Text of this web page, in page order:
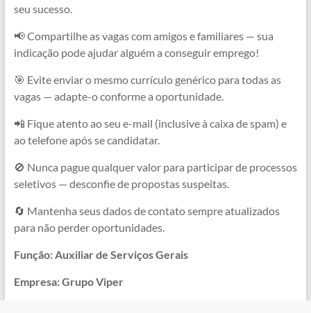
seu sucesso.
📢 Compartilhe as vagas com amigos e familiares — sua
indicação pode ajudar alguém a conseguir emprego!
🎯 Evite enviar o mesmo currículo genérico para todas as
vagas — adapte-o conforme a oportunidade.
📲 Fique atento ao seu e-mail (inclusive à caixa de spam) e
ao telefone após se candidatar.
🚫 Nunca pague qualquer valor para participar de processos
seletivos — desconfie de propostas suspeitas.
🔄 Mantenha seus dados de contato sempre atualizados
para não perder oportunidades.
Função: Auxiliar de Serviços Gerais
Empresa: Grupo Viper